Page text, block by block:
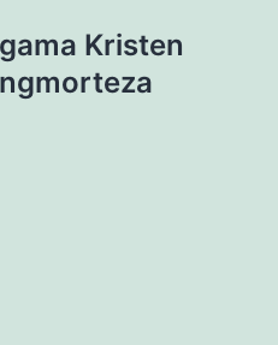
Kristen